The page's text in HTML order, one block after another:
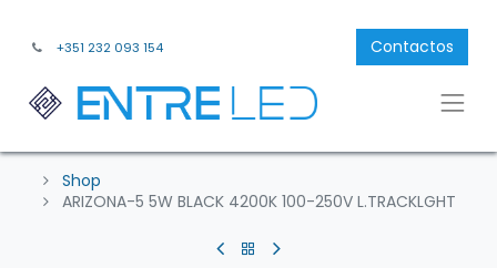
+351 232 093 154 Contactos
Shop
ARIZONA-5 5W BLACK 4200K 100-250V L.TRACKLGHT